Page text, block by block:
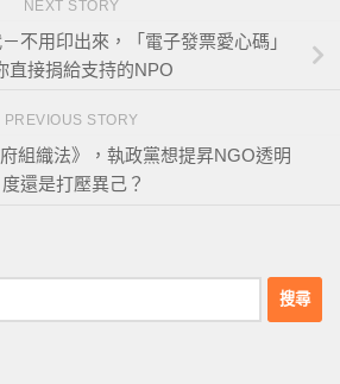
NEXT STORY
不用印出來，「電子發票愛心碼」
直接捐給支持的NPO
PREVIOUS STORY
組織法》，執政黨想提昇NGO透明
度還是打壓異己？